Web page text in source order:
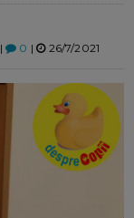
| 0 | 26/7/2021